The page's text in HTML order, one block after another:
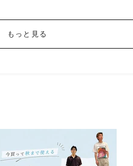
もっと見る